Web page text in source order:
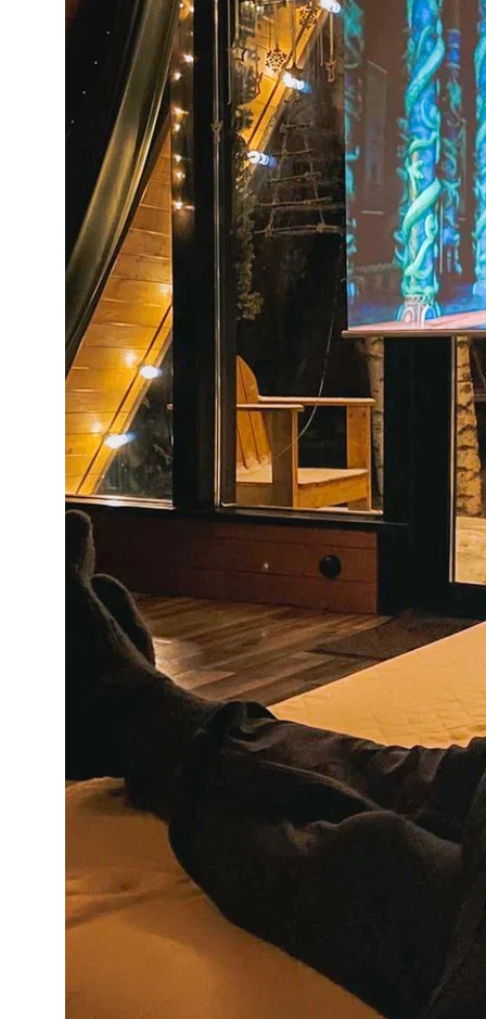
Разработка сайта
Политика конфиденциальности
Согласие на обработку данных
ИП (Глава КФХ) Картавых Владимир Сергеевич
ИНН 381114552302
ОГРНИП 321774600608392
Наверх